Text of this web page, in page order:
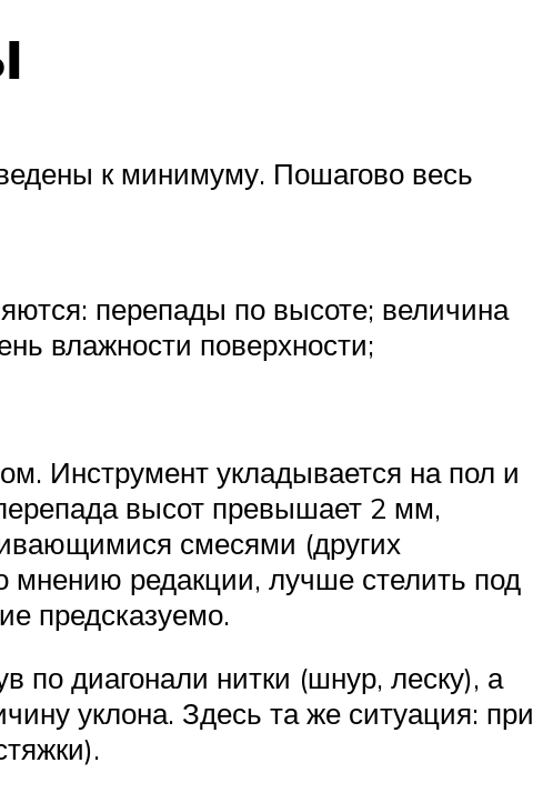
к минимуму. Пошагово весь
перепады по высоте; величина
влажности поверхности;
Инструмент укладывается на пол и
высот превышает 2 мм,
смесями (других
мнению редакции, лучше стелить под
предсказуемо.
диагонали нитки (шнур, леску), а
уклона. Здесь та же ситуация: при